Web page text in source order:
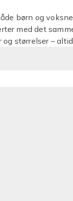
børn og
med det
størrelser –